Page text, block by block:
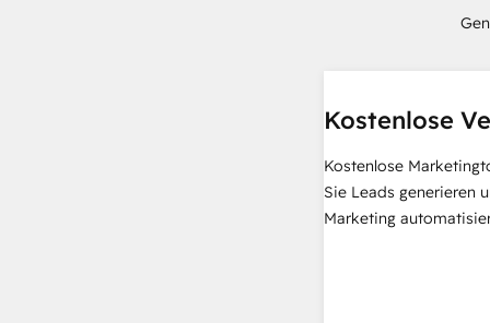
Kostenlose
Kostenlose
Sie Leads generieren
Marketing